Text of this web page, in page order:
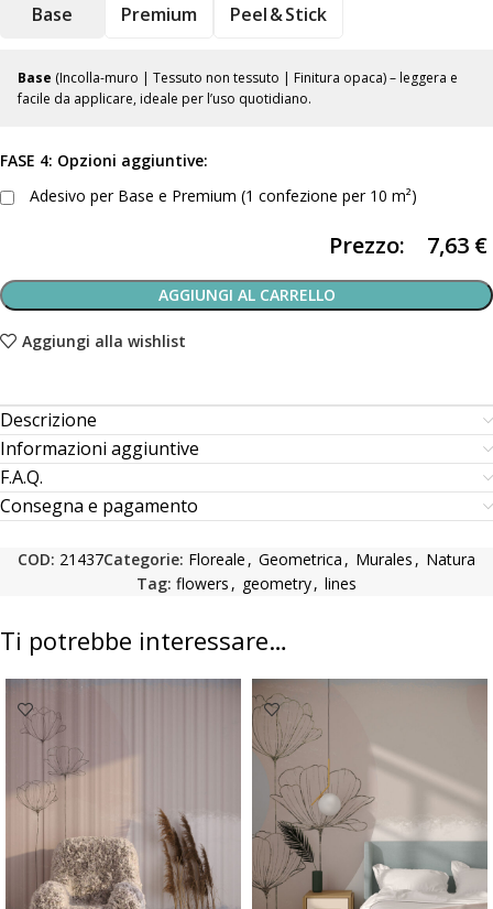
Base Premium Peel & Stick
Base (Incolla-muro | Tessuto non tessuto | Finitura opaca) – leggera e
facile da applicare, ideale per l’uso quotidiano.
FASE 4: Opzioni aggiuntive:
Adesivo per Base e Premium (1 confezione per 10 m²)
Prezzo: 7,63 €
AGGIUNGI AL CARRELLO
Aggiungi alla wishlist
Descrizione
Informazioni aggiuntive
F.A.Q.
Consegna e pagamento
COD: 21437Categorie: Floreale , Geometrica , Murales , Natura
Tag: flowers , geometry, lines
Ti potrebbe interessare…